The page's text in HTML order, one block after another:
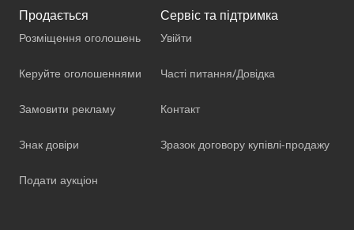
Продається
Розміщення оголошень
Керуйте оголошеннями
Замовити рекламу
Знак довіри
Подати аукціон
Сервіс та підтримка
Увійти
Часті питання/Довідка
Контакт
Зразок договору купівлі-продажу